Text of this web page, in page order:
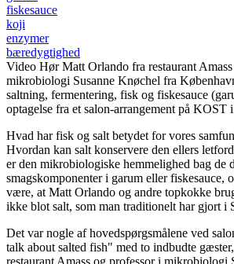
fiskesauce
koji
enzymer
bæredygtighed
Video Hør Matt Orlando fra restaurant
mikrobiologi Susanne Knøchel fra
saltning, fermentering, fisk og fiskesauce
optagelse fra et salon-arrangement på KOST
Hvad har fisk og salt betydet for vores
Hvordan kan salt konservere den ellers
er den mikrobiologiske hemmelighed bag de
smagskomponenter i garum eller fiskesauce,
være, at Matt Orlando og andre topkokke
ikke blot salt, som man traditionelt har gjort i
Det var nogle af hovedspørgsmålene ved
talk about salted fish" med to indbudte
restaurant Amass og professor i mikrobiologi